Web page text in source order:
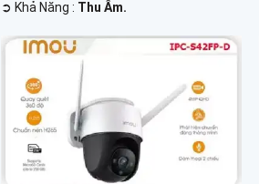
️➲ Khả Năng : Thu Âm.